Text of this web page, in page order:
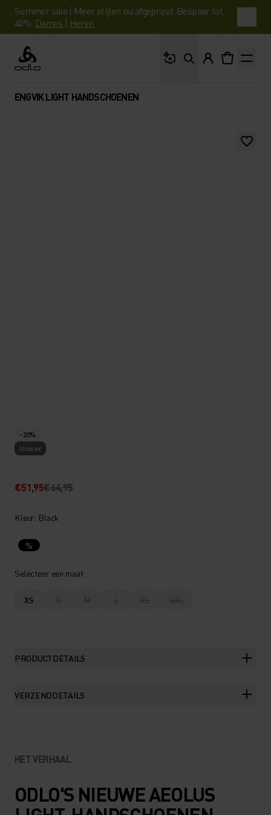
Summer sale | Meer stijlen nu afgeprijsd. Bespaar tot
40%. Dames | Heren
Odlo
ENGVIK LIGHT HANDSCHOENEN
-20%
Unisex
€51,95€64,95
Kleur: Black
%
Selecteer een maat
XS S M L XL XXL
PRODUCTDETAILS
VERZENDDETAILS
HET VERHAAL
ODLO'S NIEUWE AEOLUS